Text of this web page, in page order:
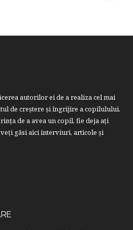
autorilor ei de a realiza cel mai
de creştere şi îngrijire a copilulului.
de a avea un copil, fie deja aţi
găsi aici interviuri, articole şi